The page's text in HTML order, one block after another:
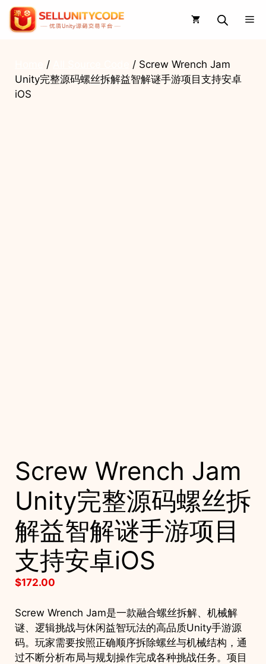
Skip
content
/
/ Screw Wrench Jam
Unity完整源码螺丝拆解益智解谜手游项目支持安卓
iOS
Screw Wrench Jam
Unity完整源码螺丝拆
解益智解谜手游项目
支持安卓iOS
$172.00
Screw Wrench Jam是一款融合螺丝拆解、机械解
谜、逻辑挑战与休闲益智玩法的高品质Unity手游源
码。玩家需要按照正确顺序拆除螺丝与机械结构，通
过不断分析布局与规划操作完成各种挑战任务。项目